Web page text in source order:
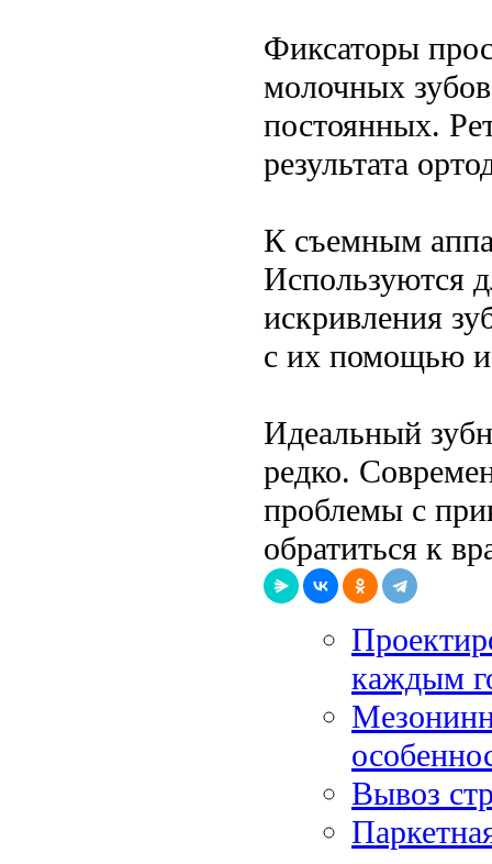
Фиксаторы
молочных
постоянных.
результата
К съемным
Используются
искривления
с их помощью
Идеальный
редко.
проблемы с
обратиться к
каждым
Вывоз